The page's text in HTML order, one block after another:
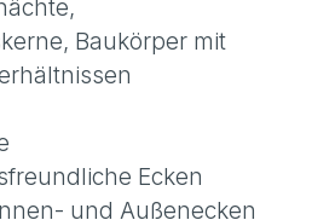
Baukörper mit
Ecken
und Außenecken